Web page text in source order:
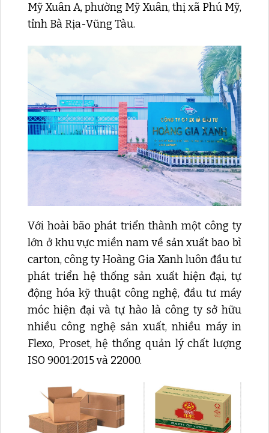
Mỹ Xuân A, phường Mỹ Xuân, thị xã Phú Mỹ,
tỉnh Bà Rịa-Vũng Tàu.
Với hoài bão phát triển thành một công ty
lớn ở khu vực miền nam về sản xuất bao bì
carton, công ty Hoàng Gia Xanh luôn đầu tư
phát triển hệ thống sản xuất hiện đại, tự
động hóa kỹ thuật công nghệ, đầu tư máy
móc hiện đại và tự hào là công ty sở hữu
nhiều công nghệ sản xuất, nhiều máy in
Flexo, Proset, hệ thống quản lý chất lượng
ISO 9001:2015 và 22000.